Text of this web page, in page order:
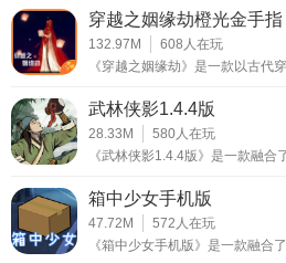
级越高所获取的宝贝越珍贵
2、极品宠物宝宝自由捕获，使用
3、每天上线都有超多任务领取，
只要勤上线你就可以变强
【斗破天地手游测评】
在这款游戏之中感受最原汁原味
穿越之姻缘劫橙光金手指
132.97M 608 人在玩
《穿越之姻缘劫》是一款以古代
武林侠影1.4.4版
28.33M 580人在玩
《武林侠影1.4.4版》是一款融合
箱中少女手机版
47.72M 572 人在玩
《箱中少女手机版》是一款融合